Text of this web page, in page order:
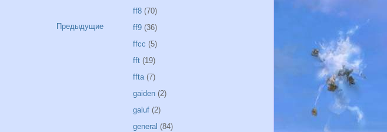
Предыдущие
ff8 (70)
ff9 (36)
ffcc (5)
fft (19)
ffta (7)
gaiden (2)
galuf (2)
general (84)